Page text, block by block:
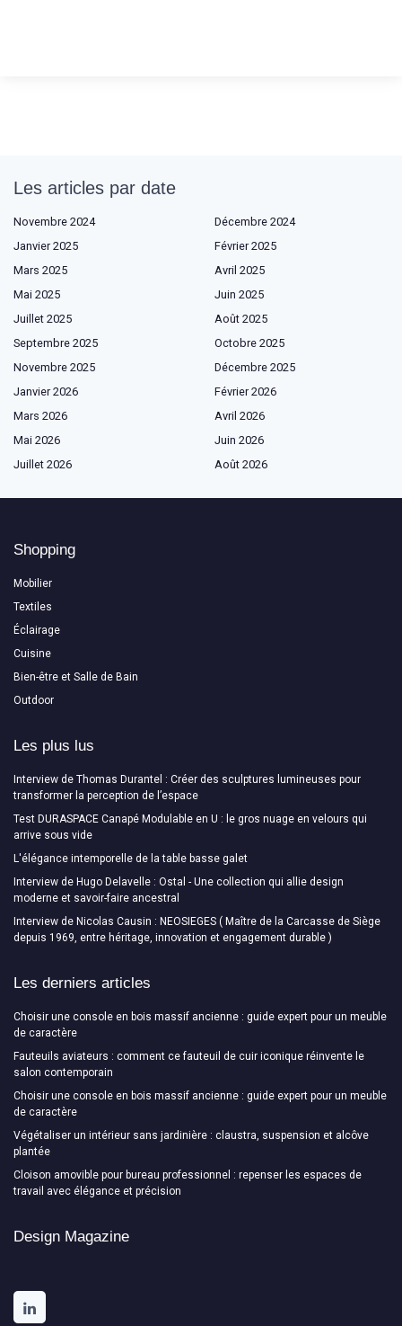
Les articles par date
Novembre 2024
Décembre 2024
Janvier 2025
Février 2025
Mars 2025
Avril 2025
Mai 2025
Juin 2025
Juillet 2025
Août 2025
Septembre 2025
Octobre 2025
Novembre 2025
Décembre 2025
Janvier 2026
Février 2026
Mars 2026
Avril 2026
Mai 2026
Juin 2026
Juillet 2026
Août 2026
Shopping
Mobilier
Textiles
Éclairage
Cuisine
Bien-être et Salle de Bain
Outdoor
Les plus lus
Interview de Thomas Durantel : Créer des sculptures lumineuses pour
transformer la perception de l’espace
Test DURASPACE Canapé Modulable en U : le gros nuage en velours qui
arrive sous vide
L'élégance intemporelle de la table basse galet
Interview de Hugo Delavelle : Ostal - Une collection qui allie design
moderne et savoir-faire ancestral
Interview de Nicolas Causin : NEOSIEGES ( Maître de la Carcasse de Siège
depuis 1969, entre héritage, innovation et engagement durable )
Les derniers articles
Choisir une console en bois massif ancienne : guide expert pour un meuble
de caractère
Fauteuils aviateurs : comment ce fauteuil de cuir iconique réinvente le
salon contemporain
Choisir une console en bois massif ancienne : guide expert pour un meuble
de caractère
Végétaliser un intérieur sans jardinière : claustra, suspension et alcôve
plantée
Cloison amovible pour bureau professionnel : repenser les espaces de
travail avec élégance et précision
Design Magazine